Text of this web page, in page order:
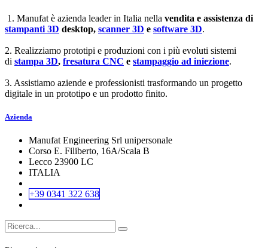
1. Manufat è azienda leader in Italia nella vendita e assistenza di
stampanti 3D desktop, scanner 3D e software 3D.
2. Realizziamo prototipi e produzioni con i più evoluti sistemi
di stampa 3D, fresatura CNC e stampaggio ad iniezione.
3. Assistiamo aziende e professionisti trasformando un progetto
digitale in un prototipo e un prodotto finito.
Azienda
Manufat Engineering Srl unipersonale
Corso E. Filiberto, 16A/Scala B
Lecco 23900 LC
ITALIA
+39 0341 322 638